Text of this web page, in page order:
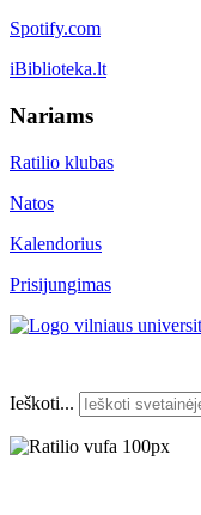
Spotify.com
iBiblioteka.lt
Nariams
Ratilio klubas
Natos
Kalendorius
Prisijungimas
Ieškoti...